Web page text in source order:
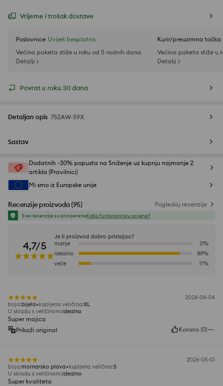
Vrijeme i trošak dostave
Poslovnice Uvijek besplatno
Većina paketa stiže u roku od 5 radnih dana
Detalji >
Kurir/preuzimna točka
Većina paketa stiže u
Detalji >
Povrat u roku 30 dana
Detaljan opis 752AW-59X
Sastav
Dodatnih -30% popusta na Sniženje uz kupnju najmanje 2
artikla (Pravilnici)
Mi smo iz Europske unije
Recenzije proizvoda(95) Pogledaj recenzije
Sve recenzije su provjereneKako funkcioniraju ocjene?
4,7/5
Je li proizvod dobro pristajao?
manje
0%
idealno
89%
veće
11%
2026-06-04
boja:bijela kupljena veličina:XL
U skladu s veličinom:idealno
Super majica
Prikaži original
Korisno (0)
2026-05-01
boja:mornarsko plava kupljena veličina:S
U skladu s veličinom:idealno
Super kvaliteta